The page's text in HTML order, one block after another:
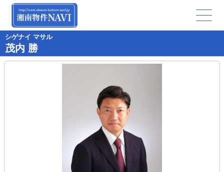
シゲナイ マサル
茂内 勝